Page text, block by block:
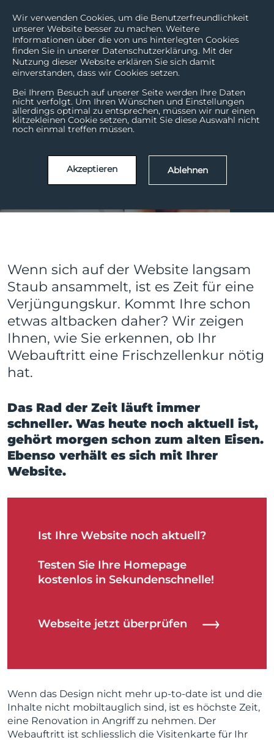
Wir verwenden Cookies, um die Benutzerfreundlichkeit
unserer Website besser zu machen. Weitere
Informationen über die von uns hinterlegten Cookies
finden Sie in unserer Datenschutzerklärung. Mit der
Nutzung dieser Website erklären Sie sich damit
einverstanden, dass wir Cookies setzen.
Bei Ihrem Besuch auf unserer Seite werden Ihre Daten
nicht verfolgt. Um Ihren Wünschen und Einstellungen
allerdings optimal zu entsprechen, müssen wir nur einen
klitzekleinen Cookie setzen, damit Sie diese Auswahl nicht
noch einmal treffen müssen.
Akzeptieren Ablehnen
Ist Ihre Website noch
Wenn sich auf der Website langsam
Staub ansammelt, ist es Zeit für eine
Verjüngungskur. Kommt Ihre schon
etwas altbacken daher? Wir zeigen
Ihnen, wie Sie erkennen, ob Ihr
Webauftritt eine Frischzellenkur nötig
hat.
Das Rad der Zeit läuft immer
schneller. Was heute noch aktuell ist,
gehört morgen schon zum alten Eisen.
Ebenso verhält es sich mit Ihrer
Website.
Ist Ihre Website noch aktuell?
Testen Sie Ihre Homepage
kostenlos in Sekundenschnelle!
Webseite jetzt überprüfen
Wenn das Design nicht mehr up-to-date ist und die
Inhalte nicht mobiltauglich sind, ist es höchste Zeit,
eine Renovation in Angriff zu nehmen. Der
Webauftritt ist schliesslich die Visitenkarte für Ihr